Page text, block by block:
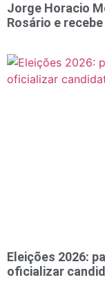
Jorge Horacio
Rosário e
Eleições 2026:
oficializar